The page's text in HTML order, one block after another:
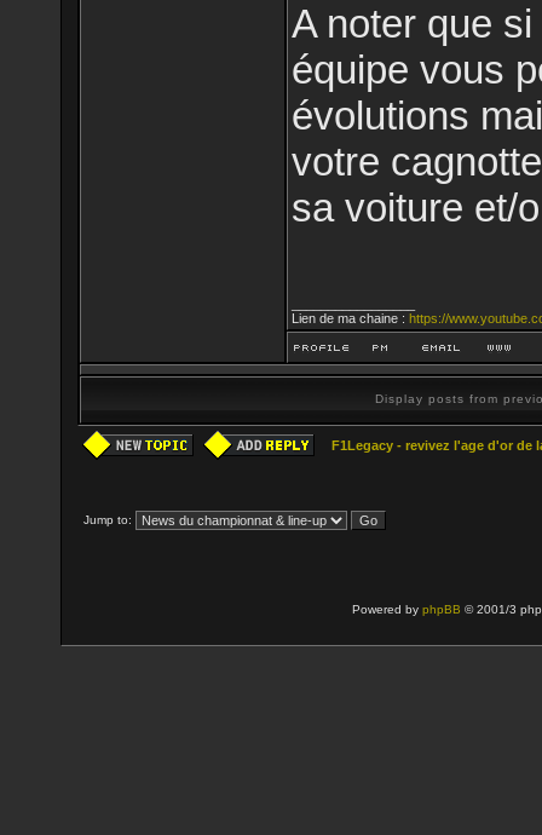
A noter que
équipe vous
évolutions
votre
sa voiture et/
Lien de ma chaine : https://
Display posts from
F1Legacy - revivez l'age d'or de
Jump to:
Powered by phpBB © 2001/3